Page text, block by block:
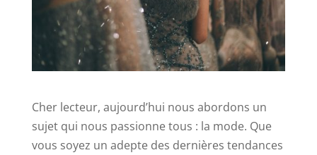
Cher lecteur, aujourd’hui nous abordons un
sujet qui nous passionne tous : la mode. Que
vous soyez un adepte des dernières tendances